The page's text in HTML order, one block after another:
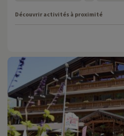
Découvrir activités à proximité